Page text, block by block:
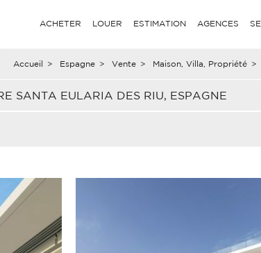
ACHETER LOUER ESTIMATION AGENCES
Accueil > Espagne > Vente > Maison, Villa, Propriété >
SANTA EULARIA DES RIU, ESPAGNE